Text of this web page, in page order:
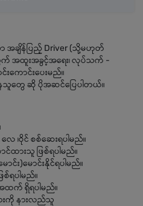
အချိန်ပြည့် Driver (သို့မဟုတ်
က် အထူးအခွင့်အရေး၊ လုပ်သက် -
ောင်းပေးမည်။
သူတွေ ဆို ပိုအဆင်ပြေပါတယ်။
ေ ၊ဝိုင် စစ်ဆေးရပါမည်။
ားသူ ဖြစ်ရပါမည်။
ာင်း)မောင်းနိုင်ရပါမည်။
ရပါမည်။
ထက် ရှိရပါမည်။
ားကို နားလည်သူ